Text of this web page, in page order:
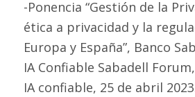
-Ponencia “Gestión de la
ética a privacidad y la
Europa y España”, Banco
IA Confiable Sabadell
IA confiable, 25 de abril